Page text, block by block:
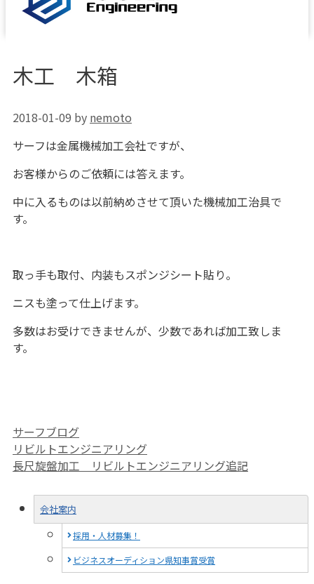
木工 木箱
2018-01-09 by nemoto
サーフは金属機械加工会社ですが、
お客様からのご依頼には答えます。
中に入るものは以前納めさせて頂いた機械加工治具で
す。
取っ手も取付、内装もスポンジシート貼り。
ニスも塗って仕上げます。
多数はお受けできませんが、少数であれば加工致しま
す。
カ
テ
ゴ
サーフブログ
リビルトエンジニアリング
長尺旋盤加工 リビルトエンジニアリング追記
会社案内
採用・人材募集！
ビジネスオーディション県知事賞受賞